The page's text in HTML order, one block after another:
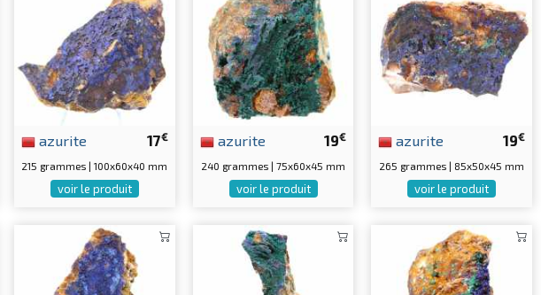
17€
azurite
215 grammes | 100x60x40 mm
voir le produit
19€
azurite
240 grammes | 75x60x45 mm
voir le produit
19€
azurite
265 grammes | 85x50x45 mm
voir le produit